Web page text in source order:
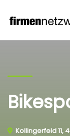
Kollingerfeld 11,